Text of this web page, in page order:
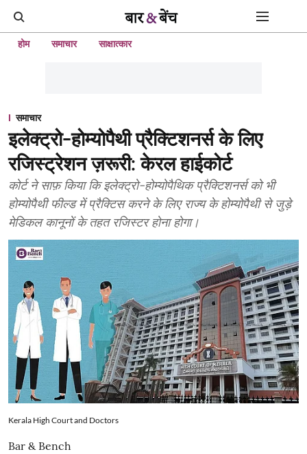
होम समाचार साक्षात्कार
समाचार
इलेक्ट्रो-होम्योपैथी प्रैक्टिशनर्स के लिए
रजिस्ट्रेशन ज़रूरी: केरल हाईकोर्ट
कोर्ट ने साफ़ किया कि इलेक्ट्रो-होम्योपैथिक प्रैक्टिशनर्स को भी
होम्योपैथी फील्ड में प्रैक्टिस करने के लिए राज्य के होम्योपैथी से जुड़े
मेडिकल कानूनों के तहत रजिस्टर होना होगा।
Kerala High Court and Doctors
Bar & Bench